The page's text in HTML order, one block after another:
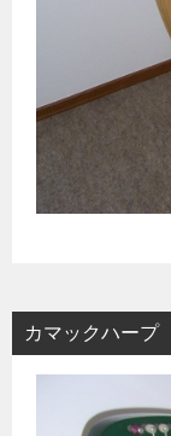
カマックハー